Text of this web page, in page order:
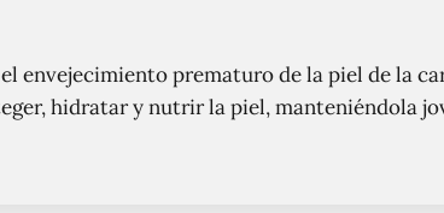
envejecimiento prematuro de la piel de la
hidratar y nutrir la piel, manteniéndola